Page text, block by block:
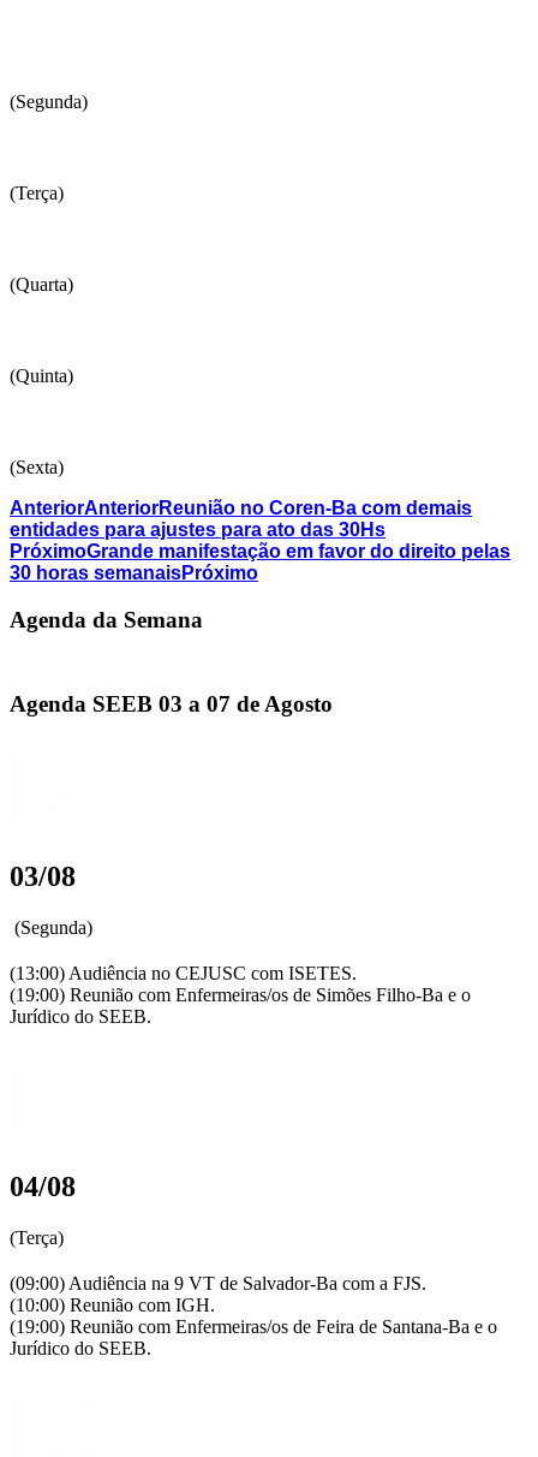
(Segunda)
(Terça)
(Quarta)
(Quinta)
(Sexta)
AnteriorAnteriorReunião no Coren-Ba com demais
entidades para ajustes para ato das 30Hs
PróximoGrande manifestação em favor do direito pelas
30 horas semanaisPróximo
Agenda da Semana
Agenda SEEB 03 a 07 de Agosto
03/08
(Segunda)
(13:00) Audiência no CEJUSC com ISETES.
(19:00) Reunião com Enfermeiras/os de Simões Filho-Ba e o
Jurídico do SEEB.
04/08
(Terça)
(09:00) Audiência na 9 VT de Salvador-Ba com a FJS.
(10:00) Reunião com IGH.
(19:00) Reunião com Enfermeiras/os de Feira de Santana-Ba e o
Jurídico do SEEB.